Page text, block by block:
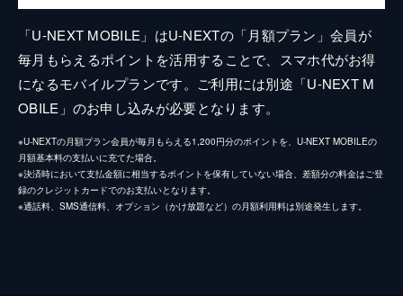
「U-NEXT MOBILE」はU-NEXTの「月額プラン」会員が
毎月もらえるポイントを活用することで、スマホ代がお得
になるモバイルプランです。ご利用には別途「U-NEXT M
OBILE」のお申し込みが必要となります。
※U-NEXTの月額プラン会員が毎月もらえる1,200円分のポイントを、U-NEXT MOBILEの
月額基本料の支払いに充てた場合。
※決済時において支払金額に相当するポイントを保有していない場合、差額分の料金はご登
録のクレジットカードでのお支払いとなります。
※通話料、SMS通信料、オプション（かけ放題など）の月額利用料は別途発生します。